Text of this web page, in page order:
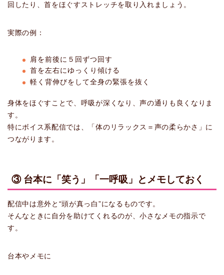
回したり、首をほぐすストレッチを取り入れましょう。
実際の例：
肩を前後に５回ずつ回す
首を左右にゆっくり傾ける
軽く背伸びをして全身の緊張を抜く
身体をほぐすことで、呼吸が深くなり、声の通りも良くなりま
す。
特にボイス系配信では、「体のリラックス＝声の柔らかさ」に
つながります。
③ 台本に「笑う」「一呼吸」とメモしておく
配信中は意外と“頭が真っ白”になるものです。
そんなときに自分を助けてくれるのが、小さなメモの指示で
す。
台本やメモに